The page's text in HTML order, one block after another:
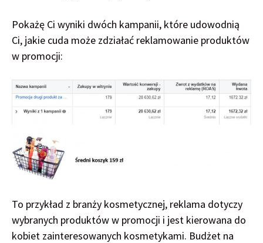
Pokażę Ci wyniki dwóch kampanii, które udowodnią
Ci, jakie cuda może zdziałać reklamowanie produktów
w promocji:
To przykład z branży kosmetycznej, reklama dotyczy
wybranych produktów w promocji i jest kierowana do
kobiet zainteresowanych kosmetykami. Budżet na